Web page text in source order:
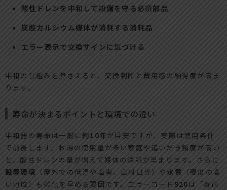
酸性ドレンを中和して設備を守る必須部品
炭酸カルシウム媒体が消耗する消耗品
エラー表示で交換サインに気づける
中和の仕組みを押さえると、交換判断と費用感の納得度が高ま
ります。
寿命が決まるポイントと環境での違い
中和器の寿命は一般に約10年が目安ですが、実際は使用条件
で前後します。お湯の使用量が多い家庭や追いだき頻度が高い
と、酸性ドレンの量が増えて媒体の消耗が早まります。さらに
設置環境 （屋外での低温や塩害、直射日光）や水質 （硬度の高
い地域）も劣化を早める要因です。エラーコード 920は「寿命